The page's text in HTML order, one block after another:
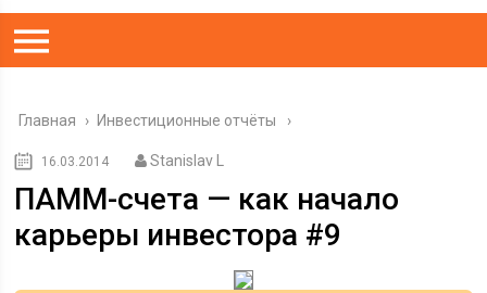
Главная › Инвестиционные отчёты
16.03.2014 Stanislav L
ПАММ-счета — как начало
карьеры инвестора #9